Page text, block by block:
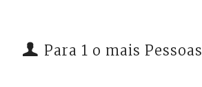
Para 1 o mais Pessoas